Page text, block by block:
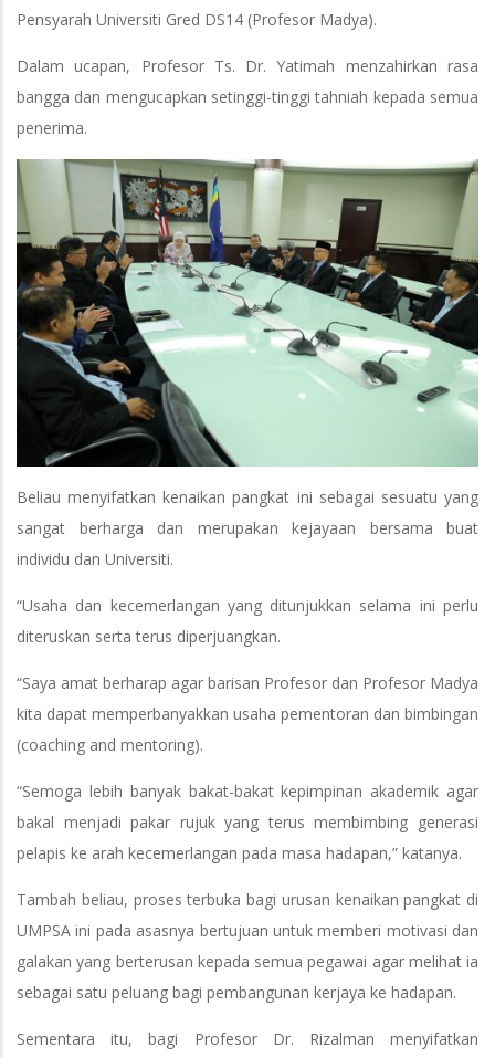
Pensyarah Universiti Gred DS14 (Profesor Madya).
Dalam ucapan, Profesor Ts. Dr. Yatimah menzahirkan rasa
bangga dan mengucapkan setinggi-tinggi tahniah kepada semua
penerima.
Beliau menyifatkan kenaikan pangkat ini sebagai sesuatu yang
sangat berharga dan merupakan kejayaan bersama buat
individu dan Universiti.
“Usaha dan kecemerlangan yang ditunjukkan selama ini perlu
diteruskan serta terus diperjuangkan.
“Saya amat berharap agar barisan Profesor dan Profesor Madya
kita dapat memperbanyakkan usaha pementoran dan bimbingan
(coaching and mentoring).
“Semoga lebih banyak bakat-bakat kepimpinan akademik agar
bakal menjadi pakar rujuk yang terus membimbing generasi
pelapis ke arah kecemerlangan pada masa hadapan,” katanya.
Tambah beliau, proses terbuka bagi urusan kenaikan pangkat di
UMPSA ini pada asasnya bertujuan untuk memberi motivasi dan
galakan yang berterusan kepada semua pegawai agar melihat ia
sebagai satu peluang bagi pembangunan kerjaya ke hadapan.
Sementara itu, bagi Profesor Dr. Rizalman menyifatkan